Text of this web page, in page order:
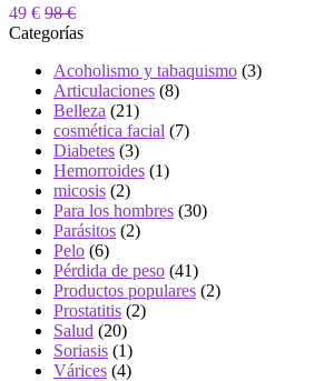
49 € 98 €
Categorías
Acoholismo y tabaquismo (3)
Articulaciones (8)
Belleza (21)
cosmética facial (7)
Diabetes (3)
Hemorroides (1)
micosis (2)
Para los hombres (30)
Parásitos (2)
Pelo (6)
Pérdida de peso (41)
Productos populares (2)
Prostatitis (2)
Salud (20)
Soriasis (1)
Várices (4)